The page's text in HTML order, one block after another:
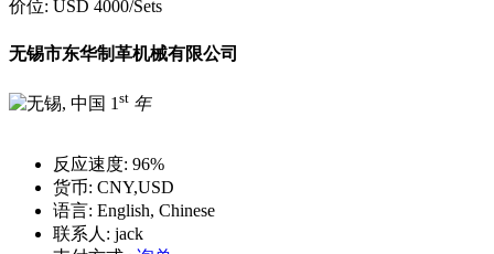
价位: USD 4000/Sets
无锡市东华制革机械有限公司
1 st 年
反应速度: 96%
货币: CNY,USD
语言: English, Chinese
联系人: jack